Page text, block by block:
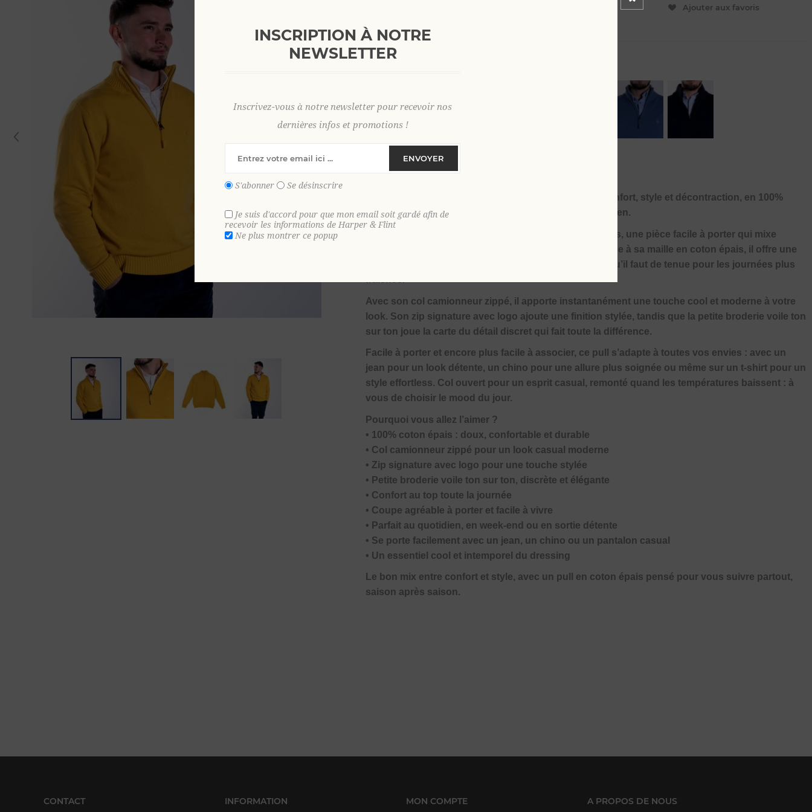
Ajouter aux favoris
9306621022393
Le pull col camionneur qui coche toutes les cases : confort, style et décontraction, en 100%
coton épais, parfait pour vous accompagner au quotidien.
Adoptez notre pull col camionneur en 100% coton épais, une pièce facile à porter qui mixe
confort, allure casual et petits détails bien pensés. Grâce à sa maille en coton épais, il offre une
sensation douce et agréable tout en gardant juste ce qu’il faut de tenue pour les journées plus
Avec son col camionneur zippé, il apporte instantanément une touche cool et moderne à votre
look. Son zip signature avec logo ajoute une finition stylée, tandis que la petite broderie voile ton
sur ton joue la carte du détail discret qui fait toute la différence.
Facile à porter et encore plus facile à associer, ce pull s’adapte à toutes vos envies : avec un
jean pour un look détente, un chino pour une allure plus soignée ou même sur un t-shirt pour un
style effortless. Col ouvert pour un esprit casual, remonté quand les températures baissent : à
vous de choisir le mood du jour.
Pourquoi vous allez l’aimer ?
• 100% coton épais : doux, confortable et durable
• Col camionneur zippé pour un look casual moderne
• Zip signature avec logo pour une touche stylée
• Petite broderie voile ton sur ton, discrète et élégante
• Confort au top toute la journée
• Coupe agréable à porter et facile à vivre
• Parfait au quotidien, en week-end ou en sortie détente
• Se porte facilement avec un jean, un chino ou un pantalon casual
• Un essentiel cool et intemporel du dressing
Le bon mix entre confort et style, avec un pull en coton épais pensé pour vous suivre partout,
saison après saison.
CONTACT INFORMATION MON COMPTE A PROPOS DE NOUS
INSCRIPTION À NOTRE
NEWSLETTER
Inscrivez-vous à notre newsletter pour recevoir nos
dernières infos et promotions !
ENVOYER
S'abonner Se désinscrire
Je suis d'accord pour que mon email soit gardé afin de
recevoir les informations de Harper & Flint
Ne plus montrer ce popup